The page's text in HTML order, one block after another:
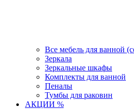
Все мебель для ванной
Зеркала
Зеркальные шкафы
Комплекты для ванной
Пеналы
Тумбы для раковин
АКЦИИ %